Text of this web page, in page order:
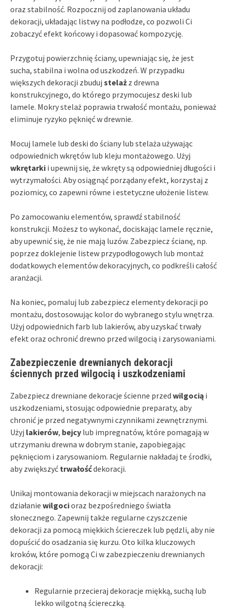
oraz stabilność. Rozpocznij od zaplanowania układu
dekoracji, układając listwy na podłodze, co pozwoli Ci
zobaczyć efekt końcowy i dopasować kompozycję.
Przygotuj powierzchnię ściany, upewniając się, że jest
sucha, stabilna i wolna od uszkodzeń. W przypadku
większych dekoracji zbuduj stelaż z drewna
konstrukcyjnego, do którego przymocujesz deski lub
lamele. Mokry stelaż poprawia trwałość montażu, ponieważ
eliminuje ryzyko pęknięć w drewnie.
Mocuj lamele lub deski do ściany lub stelaża używając
odpowiednich wkrętów lub kleju montażowego. Użyj
wkrętarki i upewnij się, że wkręty są odpowiedniej długości i
wytrzymałości. Aby osiągnąć porządany efekt, korzystaj z
poziomicy, co zapewni równe i estetyczne ułożenie listew.
Po zamocowaniu elementów, sprawdź stabilność
konstrukcji. Możesz to wykonać, dociskając lamele ręcznie,
aby upewnić się, że nie mają luzów. Zabezpiecz ścianę, np.
poprzez doklejenie listew przypodłogowych lub montaż
dodatkowych elementów dekoracyjnych, co podkreśli całość
aranżacji.
Na koniec, pomaluj lub zabezpiecz elementy dekoracji po
montażu, dostosowując kolor do wybranego stylu wnętrza.
Użyj odpowiednich farb lub lakierów, aby uzyskać trwały
efekt oraz ochronić drewno przed wilgocią i zarysowaniami.
Zabezpieczenie drewnianych dekoracji
ściennych przed wilgocią i uszkodzeniami
Zabezpiecz drewniane dekoracje ścienne przed wilgocią i
uszkodzeniami, stosując odpowiednie preparaty, aby
chronić je przed negatywnymi czynnikami zewnętrznymi.
Użyj lakierów, bejcy lub impregnatów, które pomagają w
utrzymaniu drewna w dobrym stanie, zapobiegając
pęknięciom i zarysowaniom. Regularnie nakładaj te środki,
aby zwiększyć trwałośćdekoracji.
Unikaj montowania dekoracji w miejscach narażonych na
działanie wilgocioraz bezpośredniego światła
słonecznego. Zapewnij także regularne czyszczenie
dekoracji za pomocą miękkich ściereczek lub pędzli, aby nie
dopuścić do osadzania się kurzu. Oto kilka kluczowych
kroków, które pomogą Ci w zabezpieczeniu drewnianych
dekoracji:
Regularnie przecieraj dekoracje miękką, suchą lub
lekko wilgotną ściereczką.